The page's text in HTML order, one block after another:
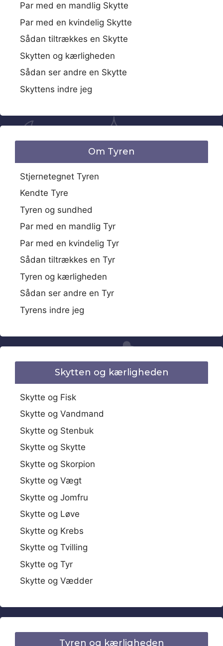
Par med en mandlig Skytte
Par med en kvindelig Skytte
Sådan tiltrækkes en Skytte
Skytten og kærligheden
Sådan ser andre en Skytte
Skyttens indre jeg
Om Tyren
Stjernetegnet Tyren
Kendte Tyre
Tyren og sundhed
Par med en mandlig Tyr
Par med en kvindelig Tyr
Sådan tiltrækkes en Tyr
Tyren og kærligheden
Sådan ser andre en Tyr
Tyrens indre jeg
Skytten og kærligheden
Skytte og Fisk
Skytte og Vandmand
Skytte og Stenbuk
Skytte og Skytte
Skytte og Skorpion
Skytte og Vægt
Skytte og Jomfru
Skytte og Løve
Skytte og Krebs
Skytte og Tvilling
Skytte og Tyr
Skytte og Vædder
Tyren og kærligheden